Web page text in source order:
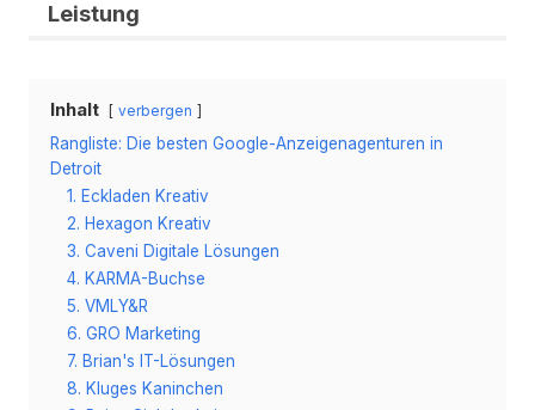
Leistung
Inhalt verbergen
Rangliste: Die besten Google-Anzeigenagenturen in
Detroit
1. Eckladen Kreativ
2. Hexagon Kreativ
3. Caveni Digitale Lösungen
4. KARMA-Buchse
5. VMLY&R
6. GRO Marketing
7. Brian's IT-Lösungen
8. Kluges Kaninchen